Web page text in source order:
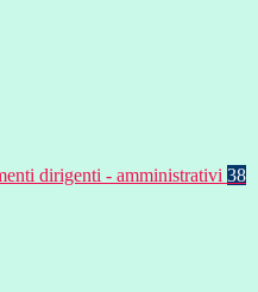
dirigenti - amministrativi 38